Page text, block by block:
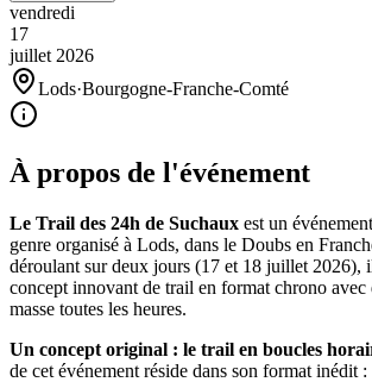
vendredi
17
juillet 2026
Lods·Bourgogne-Franche-Comté
À propos de l'événement
Le Trail des 24h de Suchaux est un
genre organisé à Lods, dans le Doubs en
déroulant sur deux jours (17 et 18 juillet 2026),
concept innovant de trail en format chrono avec
masse toutes les heures.
Un concept original : le trail en boucles
de cet événement réside dans son format inédit :